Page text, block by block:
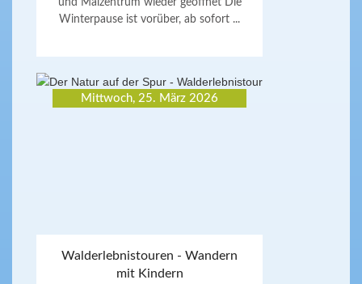
und Malzentrum wieder geöffnet Die
Winterpause ist vorüber, ab sofort ...
Walderlebnistouren - Wandern
mit Kindern
Mittwoch, 25. März 2026